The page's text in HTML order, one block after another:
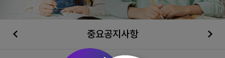
중요공지사항